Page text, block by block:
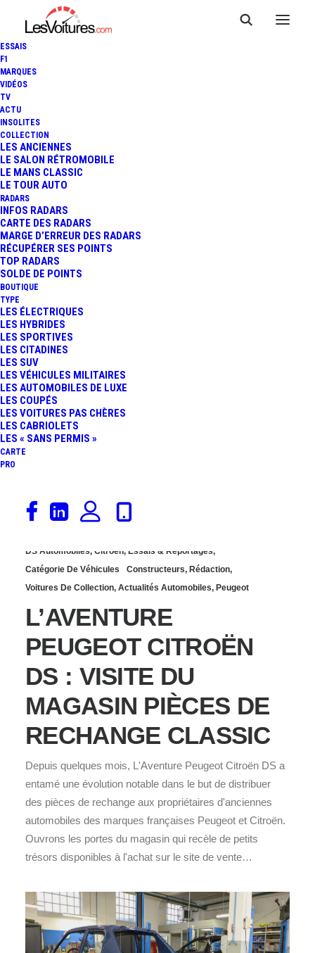
ESSAIS
F1
MARQUES
VIDÉOS
TV
ACTU
INSOLITES
COLLECTION
LES ANCIENNES
LE SALON RÉTROMOBILE
LE MANS CLASSIC
LE TOUR AUTO
RADARS
INFOS RADARS
CARTE DES RADARS
MARGE D’ERREUR DES RADARS
RÉCUPÉRER SES POINTS
TOP RADARS
SOLDE DE POINTS
BOUTIQUE
TYPE
LES ÉLECTRIQUES
LES HYBRIDES
LES SPORTIVES
LES CITADINES
LES SUV
LES VÉHICULES MILITAIRES
LES AUTOMOBILES DE LUXE
LES COUPÉS
LES VOITURES PAS CHÈRES
LES CABRIOLETS
LES « SANS PERMIS »
CARTE
PRO
19 juin 2020
MA PEUGEOT RÉNOVÉE
: UN FINAL GRANDIOSE
À SOCHAUX
DS Automobiles, Citroën, Essais & Reportages,
Catégorie De Véhicules
Constructeurs, Rédaction,
Voitures De Collection, Actualités Automobiles, Peugeot
L’AVENTURE
PEUGEOT CITROËN
DS : VISITE DU
MAGASIN PIÈCES DE
RECHANGE CLASSIC
Depuis quelques mois, L'Aventure Peugeot Citroën DS a
entamé une évolution notable dans le but de distribuer
des pièces de rechange aux propriétaires d'anciennes
automobiles des marques françaises Peugeot et Citroën.
Ouvrons les portes du magasin qui recèle de petits
trésors disponibles à l'achat sur le site de vente…